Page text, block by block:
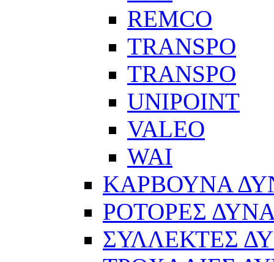
REMCO
TRANSPO
TRANSPO
UNIPOINT
VALEO
WAI
ΚΑΡΒΟΥΝΑ
ΡΟΤΟΡΕΣ
ΣΥΛΛΕΚΤΕΣ